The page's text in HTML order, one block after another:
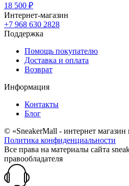
18 500 ₽
Интернет-магазин
+7 968 630 2828
Поддержка
Помощь покупателю
Доставка и оплата
Возврат
Информация
Контакты
Блог
© «SneakerMall - интернет магазин
Политика конфиденциальности
Все права на материалы сайта
правообладателя